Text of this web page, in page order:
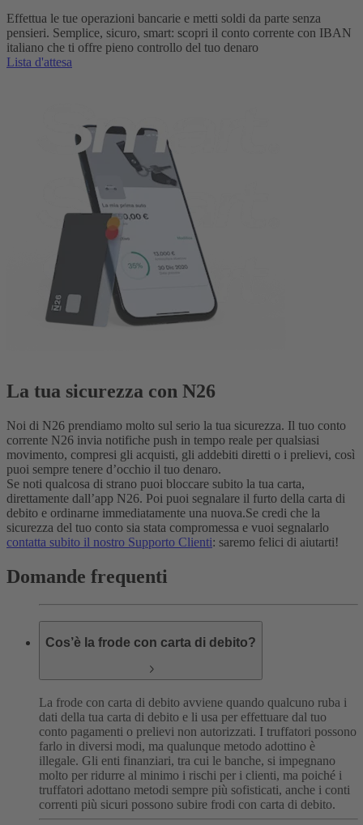
Effettua le tue operazioni bancarie e metti soldi da parte senza
pensieri. Semplice, sicuro, smart: scopri il conto corrente con IBAN
italiano che ti offre pieno controllo del tuo denaro
Lista d'attesa
La tua sicurezza con N26
Noi di N26 prendiamo molto sul serio la tua sicurezza. Il tuo conto
corrente N26 invia notifiche push in tempo reale per qualsiasi
movimento, compresi gli acquisti, gli addebiti diretti o i prelievi, così
puoi sempre tenere d’occhio il tuo denaro.
Se noti qualcosa di strano puoi bloccare subito la tua carta,
direttamente dall’app N26. Poi puoi segnalare il furto della carta di
debito e ordinarne immediatamente una nuova.Se credi che la
sicurezza del tuo conto sia stata compromessa e vuoi segnalarlo
contatta subito il nostro Supporto Clienti: saremo felici di aiutarti!
Domande frequenti
Cos’è la frode con carta di debito?
La frode con carta di debito avviene quando qualcuno ruba i
dati della tua carta di debito e li usa per effettuare dal tuo
conto pagamenti o prelievi non autorizzati. I truffatori possono
farlo in diversi modi, ma qualunque metodo adottino è
illegale. Gli enti finanziari, tra cui le banche, si impegnano
molto per ridurre al minimo i rischi per i clienti, ma poiché i
truffatori adottano metodi sempre più sofisticati, anche i conti
correnti più sicuri possono subire frodi con carta di debito.